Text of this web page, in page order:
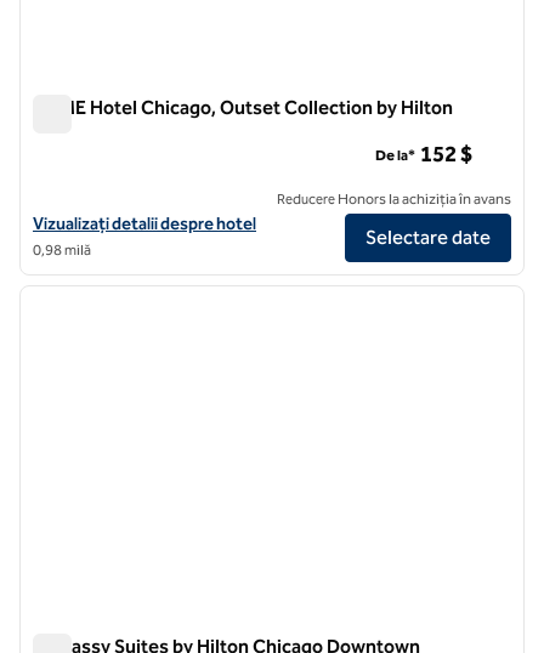
ACME Hotel Chicago, Outset Collection by Hilton
Vizualizați detaliile hotelului ACME Hotel Chicago, Outset
Vizualizați detalii despre hotel
0,98 milă
De la* 152 $
Reducere Honors la achiziția în avans
Selectare date
1/12
1 din 12
Embassy Suites by Hilton Chicago Downtown